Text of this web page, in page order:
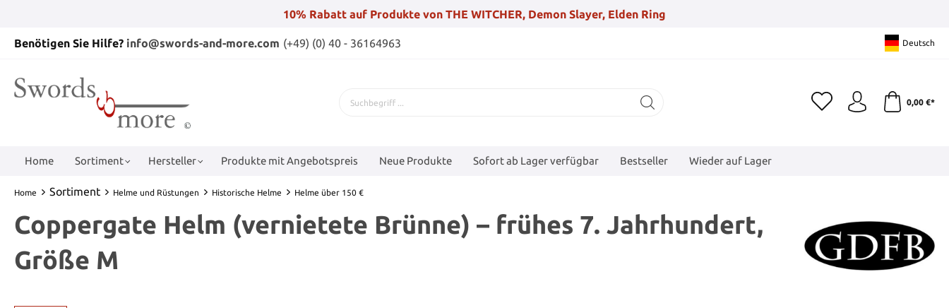
10% Rabatt auf Produkte von THE WITCHER, Demon Slayer, Elden Ring
Benötigen Sie Hilfe? info@swords-and-more.com (+49) (0) 40 - 36164963 Deutsch
0,00 €*
Home Sortiment Hersteller Produkte mit Angebotspreis Neue Produkte Sofort ab Lager verfügbar Bestseller Wieder auf Lager
Home Sortiment Helme und Rüstungen Historische Helme Helme über 150 €
Coppergate Helm (vernietete Brünne) – frühes 7. Jahrhundert,
Größe M